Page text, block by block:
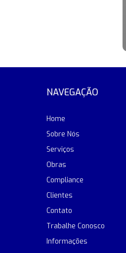
NAVEGAÇÃO
Home
Sobre Nós
Serviços
Obras
Compliance
Clientes
Contato
Trabalhe Conosco
Informações